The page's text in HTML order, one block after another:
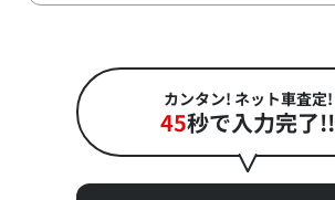
カンタン! ネット車査定!
45秒で入力完了!!